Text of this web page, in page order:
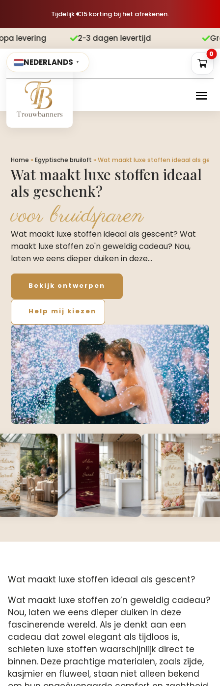
Tijdelijk €15 korting bij het afrekenen.
2-3 dagen levertijd Gratis
NEDERLANDS ▼
0
Home »Egyptische bruiloft »Wat maakt luxe stoffen ideaal als
Wat maakt luxe stoffen ideaal
als geschenk?
voor bruidsparen
Wat maakt luxe stoffen ideaal als gescent? Wat
maakt luxe stoffen zo'n geweldig cadeau? Nou,
laten we eens dieper duiken in deze…
Bekijk ontwerpen
Help mij kiezen
Wat maakt luxe stoffen ideaal als gescent?
Wat maakt luxe stoffen zo’n geweldig cadeau?
Nou, laten we eens dieper duiken in deze
fascinerende wereld. Als je denkt aan een
cadeau dat zowel elegant als tijdloos is,
schieten luxe stoffen waarschijnlijk direct te
binnen. Deze prachtige materialen, zoals zijde,
kasjmier en fluweel, staan niet alleen bekend